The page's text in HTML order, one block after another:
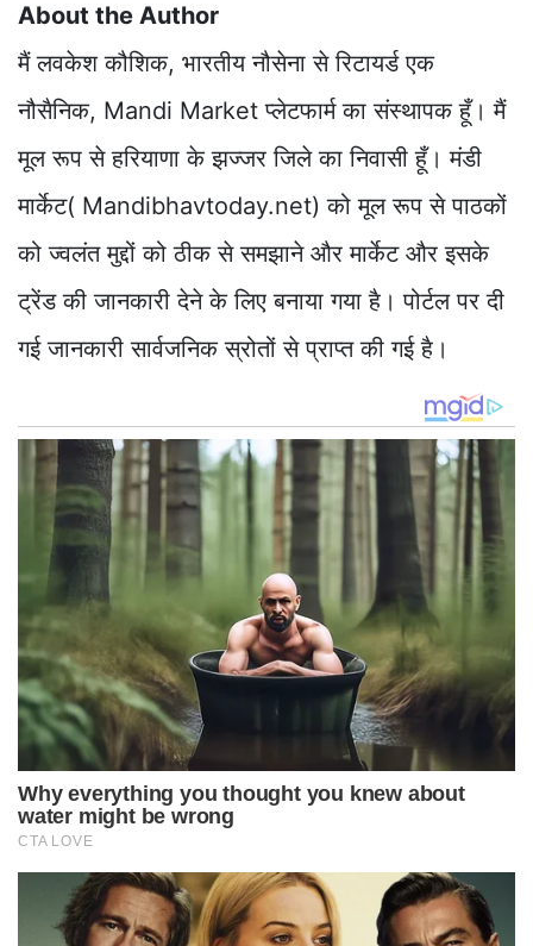
About the Author
मैं लवकेश कौशिक, भारतीय नौसेना से रिटायर्ड एक
नौसैनिक, Mandi Market प्लेटफार्म का संस्थापक हूँ। मैं
मूल रूप से हरियाणा के झज्जर जिले का निवासी हूँ। मंडी
मार्केट( Mandibhavtoday.net) को मूल रूप से पाठकों
को ज्वलंत मुद्दों को ठीक से समझाने और मार्केट और इसके
ट्रेंड की जानकारी देने के लिए बनाया गया है। पोर्टल पर दी
गई जानकारी सार्वजनिक स्रोतों से प्राप्त की गई है।